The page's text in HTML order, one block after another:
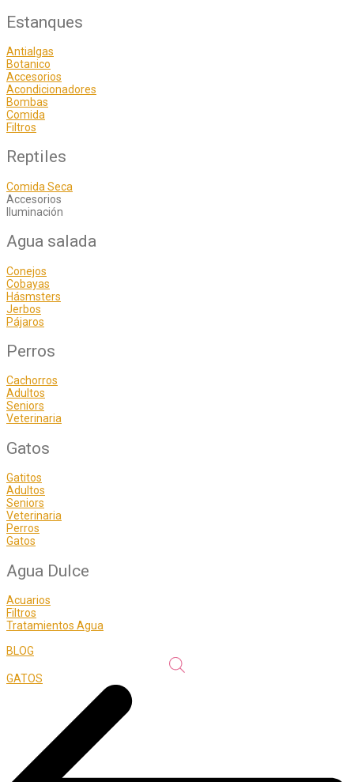
Estanques
Antialgas
Botanico
Accesorios
Acondicionadores
Bombas
Comida
Filtros
Reptiles
Comida Seca
Accesorios
Iluminación
Agua salada
Conejos
Cobayas
Hásmsters
Jerbos
Pájaros
Perros
Cachorros
Adultos
Seniors
Veterinaria
Gatos
Gatitos
Adultos
Seniors
Veterinaria
Perros
Gatos
Agua Dulce
Acuarios
Filtros
Tratamientos Agua
BLOG
GATOS